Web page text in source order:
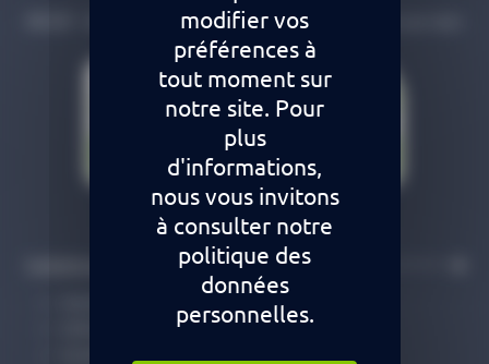
RESIP - 84 A boulevard Chanzy 62200 Boulogne sur mer
Editeurs de logiciels
modifier vos
préférences à
tout moment sur
notre site. Pour
plus
d'informations,
nous vous invitons
à consulter notre
politique des
données
personnelles.